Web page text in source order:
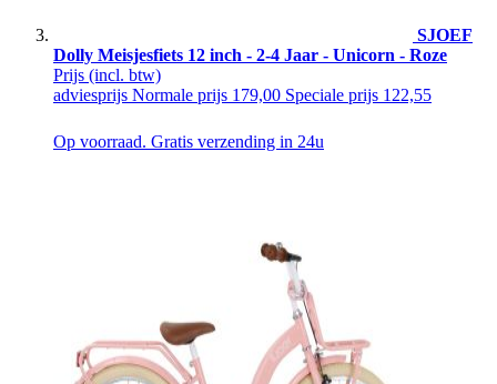
SJOEF
Dolly Meisjesfiets 12 inch - 2-4 Jaar - Unicorn - Roze
Prijs (incl. btw)
adviesprijs Normale prijs 179,00 Speciale prijs 122,55
Op voorraad. Gratis verzending in 24u